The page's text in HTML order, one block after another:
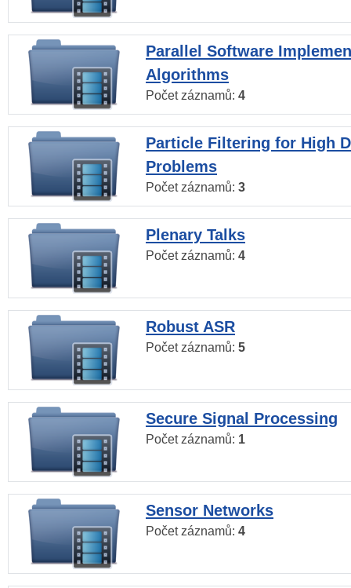
Parallel Software
Algorithms
Počet záznamů: 4
Particle Filtering for High
Problems
Počet záznamů: 3
Plenary Talks
Počet záznamů: 4
Robust ASR
Počet záznamů: 5
Secure Signal Processing
Počet záznamů: 1
Sensor Networks
Počet záznamů: 4